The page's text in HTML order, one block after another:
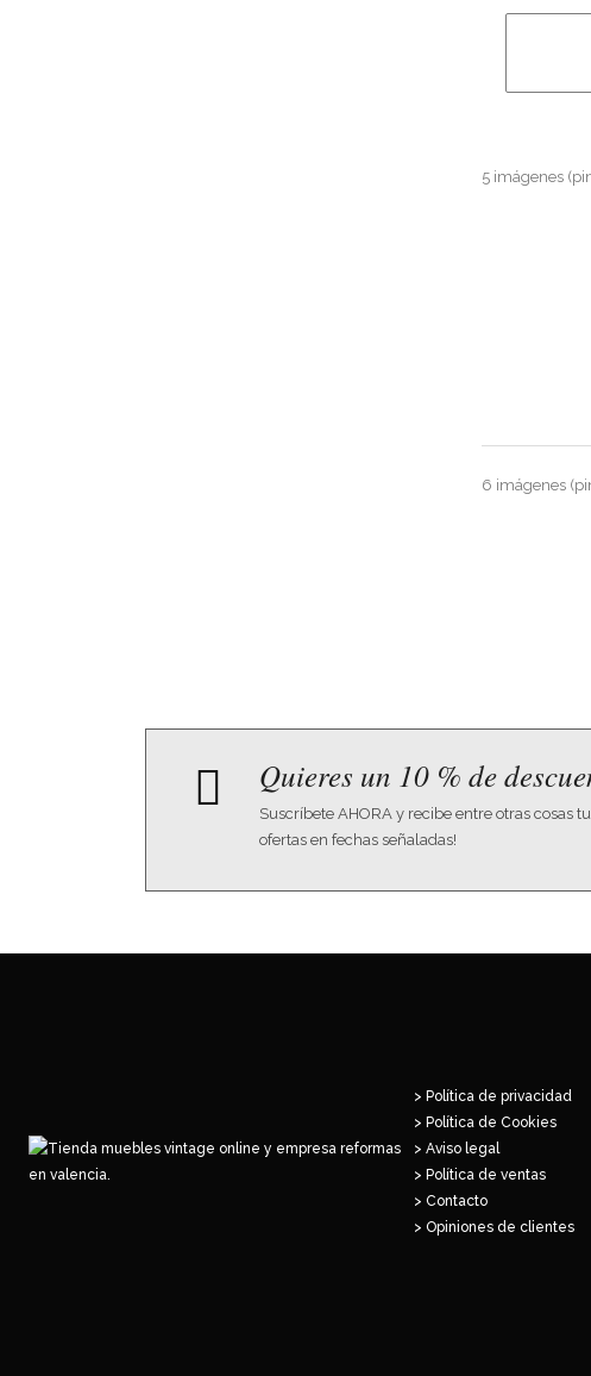
5 imágenes
6 imágenes
Quieres un 10 % de
Suscríbete AHORA y recibe entre otras cosas
ofertas en fechas señaladas!
> Política de privacidad
> Política de Cookies
> Aviso legal
> Política de ventas
> Contacto
> Opiniones de clientes